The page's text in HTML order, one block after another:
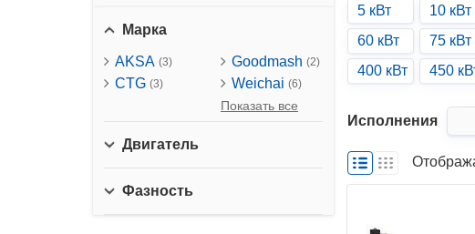
Марка
AKSA (3)
CTG (3)
Goodmash (2)
Weichai (6)
Показать все
Двигатель
Фазность
5 кВт
10 кВт
60 кВт
75 кВт
400 кВт
450
Исполнения